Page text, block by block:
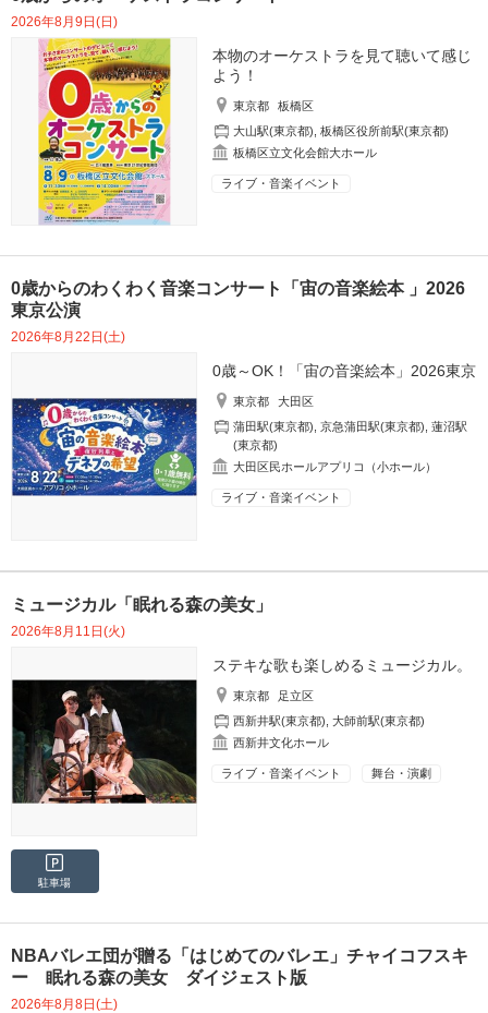
2026年8月9日(日)
本物のオーケストラを見て聴いて感じ
よう！
東京都
板橋区
大山駅(東京都) ,板橋区役所前駅(東京都)
板橋区立文化会館大ホール
ライブ・音楽イベント
0歳からのわくわく音楽コンサート「宙の音楽絵本 」2026
東京公演
2026年8月22日(土)
0歳～OK！「宙の音楽絵本」2026東京
東京都
大田区
蒲田駅(東京都) ,京急蒲田駅(東京都) ,蓮沼駅
(東京都)
大田区民ホールアプリコ（小ホール）
ライブ・音楽イベント
ミュージカル「眠れる森の美女」
2026年8月11日(火)
ステキな歌も楽しめるミュージカル。
東京都
足立区
西新井駅(東京都),大師前駅(東京都)
西新井文化ホール
ライブ・音楽イベント 舞台・演劇
駐車場
NBAバレエ団が贈る「はじめてのバレエ」チャイコフスキ
ー 眠れる森の美女 ダイジェスト版
2026年8月8日(土)